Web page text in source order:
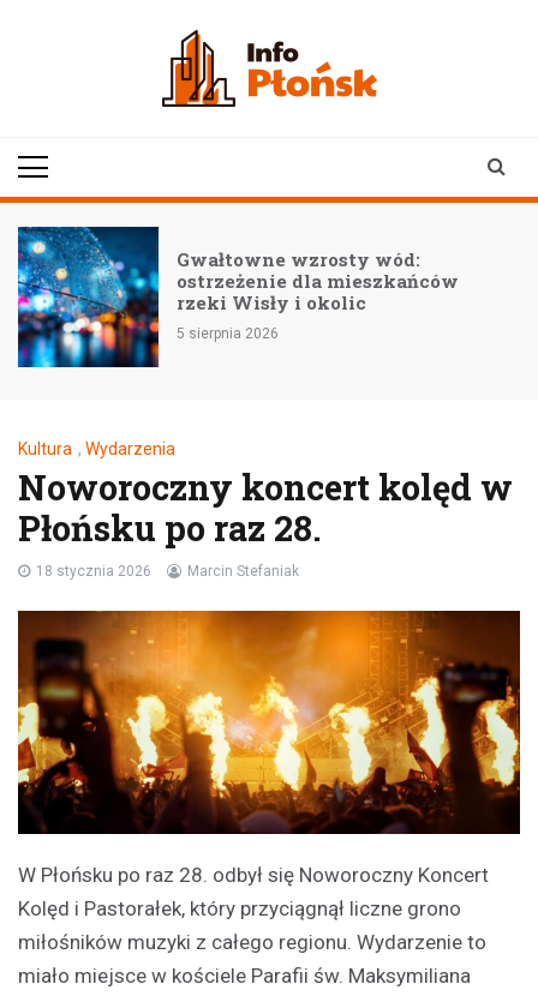
Gwałtowne wzrosty wód:
ostrzeżenie dla mieszkańców
rzeki Wisły i okolic
5 sierpnia 2026
Kultura , Wydarzenia
Noworoczny koncert kolęd w
Płońsku po raz 28.
18 stycznia 2026 Marcin Stefaniak
W Płońsku po raz 28. odbył się Noworoczny Koncert
Kolęd i Pastorałek, który przyciągnął liczne grono
miłośników muzyki z całego regionu. Wydarzenie to
miało miejsce w kościele Parafii św. Maksymiliana